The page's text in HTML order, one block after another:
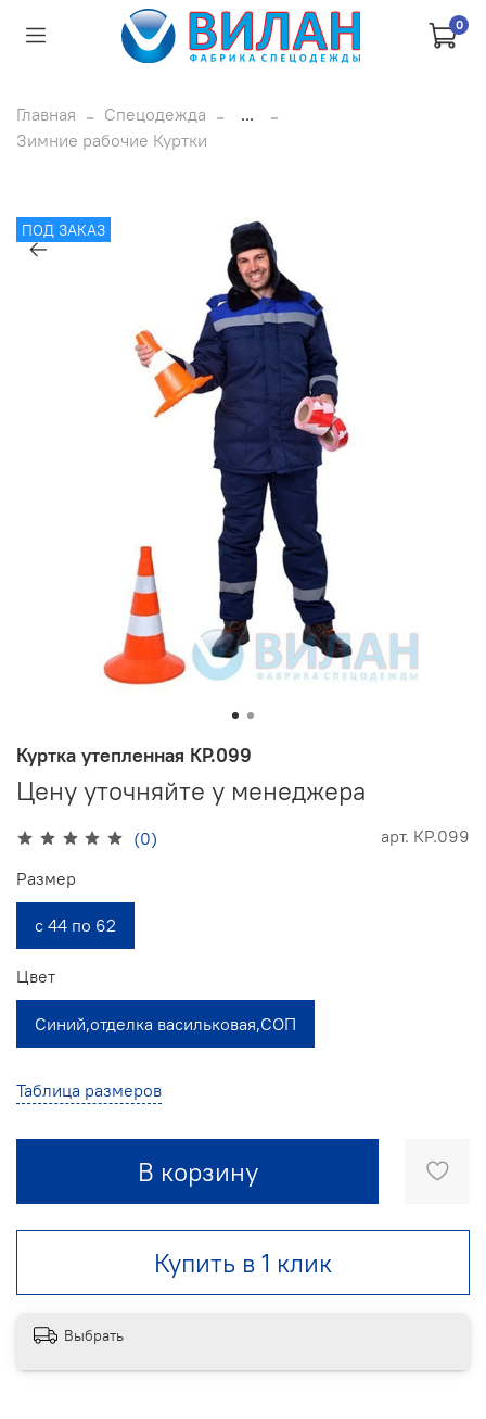
0
Главная Спецодежда
...
Зимние рабочие Куртки
ПОД ЗАКАЗ
(0) арт. КР.099
Куртка утепленная КР.099
Цену уточняйте у менеджера
Таблица размеров
В корзину
Купить в 1 клик
Размер
с 44 по 62
Цвет
Синий,отделка васильковая,СОП
Выбрать